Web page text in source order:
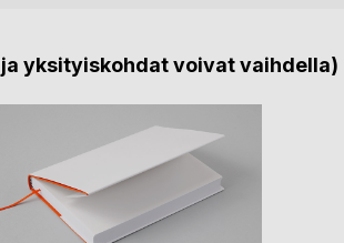
yksityiskohdat voivat vaihdella)